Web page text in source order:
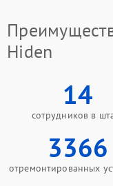
Hiden
14
сотрудников в
3366
отремонтированных